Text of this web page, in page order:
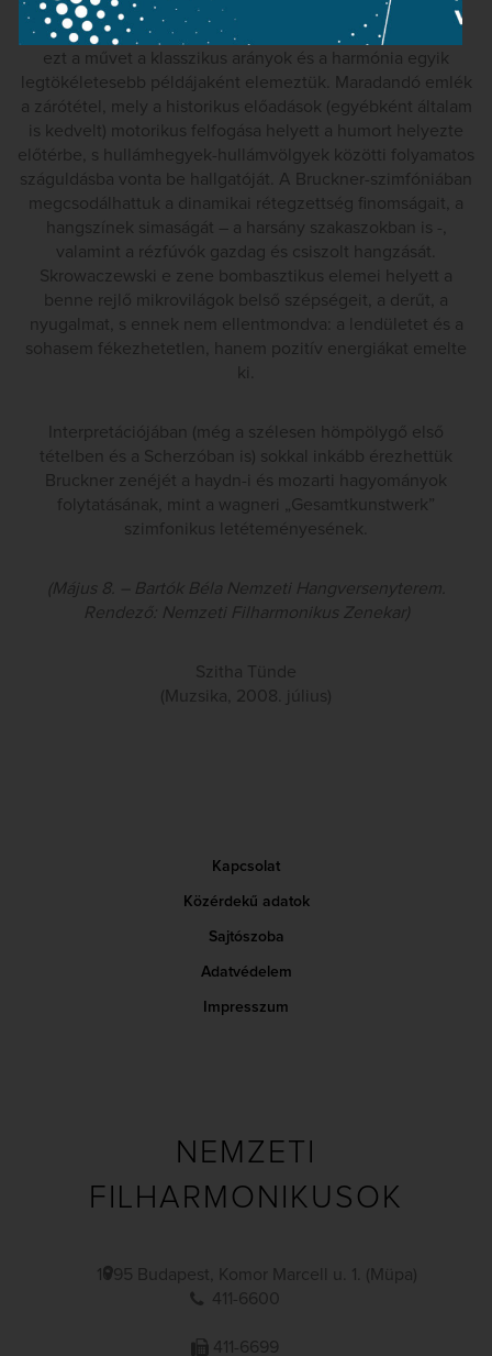
értetődően bontakoztak ki, hogy önkéntelenül azok a
zeneakadémiai analízisórák jutottak eszembe, melyeken
ezt a művet a klasszikus arányok és a harmónia egyik
legtökéletesebb példájaként elemeztük. Maradandó emlék
a zárótétel, mely a historikus előadások (egyébként általam
is kedvelt) motorikus felfogása helyett a humort helyezte
előtérbe, s hullámhegyek-hullámvölgyek közötti folyamatos
száguldásba vonta be hallgatóját. A Bruckner-szimfóniában
megcsodálhattuk a dinamikai rétegzettség finomságait, a
hangszínek simaságát – a harsány szakaszokban is -,
valamint a rézfúvók gazdag és csiszolt hangzását.
Skrowaczewski e zene bombasztikus elemei helyett a
benne rejlő mikrovilágok belső szépségeit, a derűt, a
nyugalmat, s ennek nem ellentmondva: a lendületet és a
sohasem fékezhetetlen, hanem pozitív energiákat emelte
ki.
Interpretációjában (még a szélesen hömpölygő első
tételben és a Scherzóban is) sokkal inkább érezhettük
Bruckner zenéjét a haydn-i és mozarti hagyományok
folytatásának, mint a wagneri „Gesamtkunstwerk”
szimfonikus letéteményesének.
(Május 8. – Bartók Béla Nemzeti Hangversenyterem.
Rendező: Nemzeti Filharmonikus Zenekar)
Szitha Tünde
(Muzsika, 2008. július)
Kapcsolat
Közérdekű adatok
Sajtószoba
Adatvédelem
Impresszum
NEMZETI
FILHARMONIKUSOK
1095 Budapest, Komor Marcell u. 1. (Müpa)
411-6600
411-6699